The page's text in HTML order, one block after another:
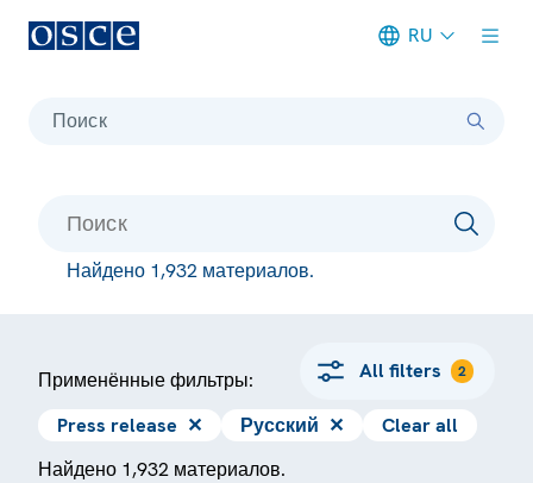
RU
Поиск
Найдено 1,932 материалов.
Применённые фильтры: All filters 2
Press release ✕ Русский ✕
Clear all
Найдено 1,932 материалов.